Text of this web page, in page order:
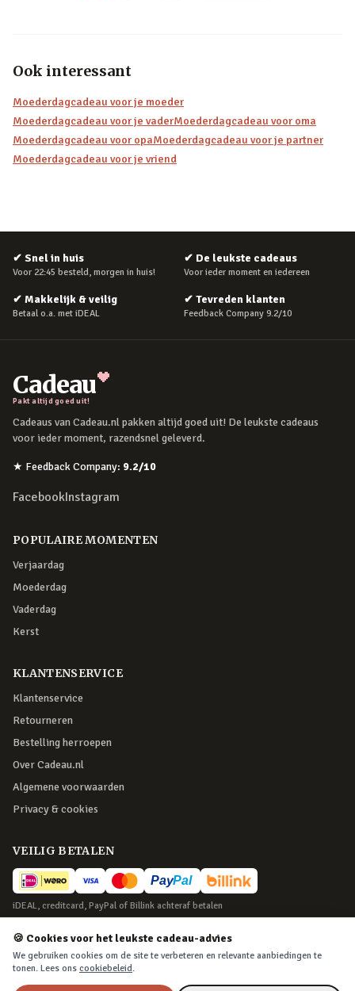
Ook interessant
Moederdagcadeau voor je moeder
Moederdagcadeau voor je vaderMoederdagcadeau voor oma
Moederdagcadeau voor opaMoederdagcadeau voor je partner
Moederdagcadeau voor je vriend
✔ Snel in huis
Voor 22:45 besteld, morgen in huis!
✔ De leukste cadeaus
Voor ieder moment en iedereen
✔ Makkelijk & veilig
Betaal o.a. met iDEAL
✔ Tevreden klanten
Feedback Company 9.2/10
Cadeau
Pakt altijd goed uit!
Cadeaus van Cadeau.nl pakken altijd goed uit! De leukste cadeaus
voor ieder moment, razendsnel geleverd.
★ Feedback Company: 9.2/10
FacebookInstagram
POPULAIRE MOMENTEN
Verjaardag
Moederdag
Vaderdag
Kerst
KLANTENSERVICE
Klantenservice
Retourneren
Bestelling herroepen
Over Cadeau.nl
Algemene voorwaarden
Privacy & cookies
VEILIG BETALEN
iDEAL, creditcard, PayPal of Billink achteraf betalen
BEZORGING
Voor 22:45 besteld, morgen in huis. Tot 365 dagen retourneren.
🍪 Cookies voor het leukste cadeau-advies
We gebruiken cookies om de site te verbeteren en relevante aanbiedingen te
tonen. Lees ons cookiebeleid.